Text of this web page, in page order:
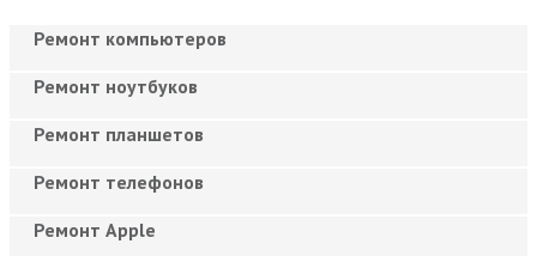
Ремонт компьютеров
Ремонт ноутбуков
Ремонт планшетов
Ремонт телефонов
Ремонт Apple